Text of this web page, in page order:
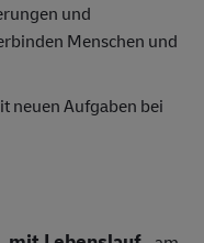
und
Menschen und
neuen Aufgaben bei